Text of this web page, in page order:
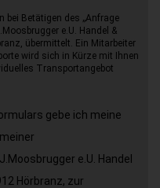
bei Betätigen des „Anfrage
e.U. Handel &
übermittelt. Ein Mitarbeiter
wird sich in Kürze mit Ihnen
Transportangebot
gebe ich meine
e.U. Handel
Hörbranz, zur